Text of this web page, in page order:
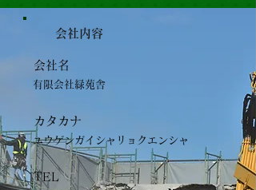
​会社内容
会社名
有限会社緑苑舎
​カタカナ
ユウゲンガイシャリョクエンシャ
TEL